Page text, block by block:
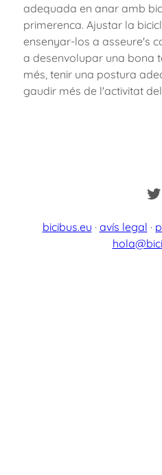
adequada en anar amb
primerenca. Ajustar la
ensenyar-los a asseure's
a desenvolupar una bona
més, tenir una postura
gaudir més de l'activitat
bicibus.eu · avís legal ·